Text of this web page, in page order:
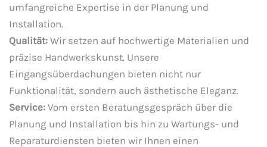
umfangreiche Expertise in der Planung und
Installation.
Qualität: Wir setzen auf hochwertige Materialien und
präzise Handwerkskunst. Unsere
Eingangsüberdachungen bieten nicht nur
Funktionalität, sondern auch ästhetische Eleganz.
Service: Vom ersten Beratungsgespräch über die
Planung und Installation bis hin zu Wartungs- und
Reparaturdiensten bieten wir Ihnen einen